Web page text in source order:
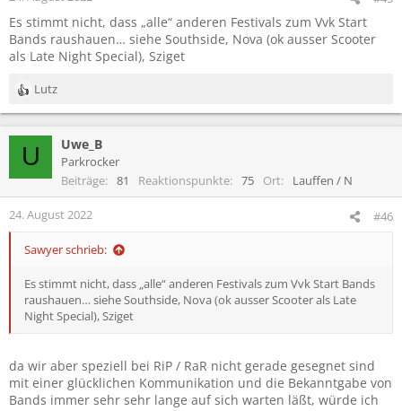
Es stimmt nicht, dass „alle“ anderen Festivals zum Vvk Start
Bands raushauen… siehe Southside, Nova (ok ausser Scooter
als Late Night Special), Sziget
R
e
i
n
Lutz
U Uwe_B
Parkrocker
Beiträge
81 Reaktionspunkte 75 Ort Lauffen / N
24. August 2022 #46
Sawyer schrieb:
Es stimmt nicht, dass „alle“ anderen Festivals zum Vvk Start Bands
raushauen… siehe Southside, Nova (ok ausser Scooter als Late
Night Special), Sziget
da wir aber speziell bei RiP / RaR nicht gerade gesegnet sind
mit einer glücklichen Kommunikation und die Bekanntgabe von
Bands immer sehr sehr lange auf sich warten läßt, würde ich